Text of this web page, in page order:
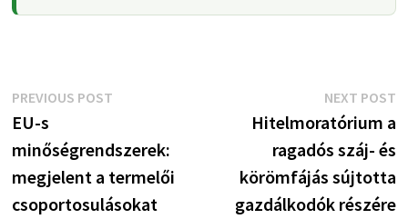
Bejegyzés
navigáció
PREVIOUS POSTPrevious
EU-s
minőségrendszerek:
megjelent a termelői
csoportosulásokat
NEXT POST
Hitelmoratórium a
ragadós száj- és
körömfájás sújtotta
gazdálkodók részére